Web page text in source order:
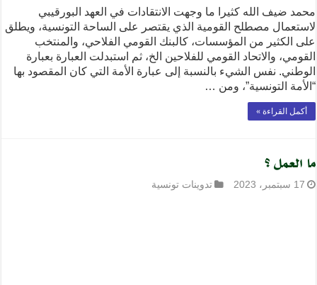
محمد ضيف الله كثيرا ما وجهت الانتقادات في العهد البورقيبي
لاستعمال مصطلح القومية الذي يقتصر على الساحة التونسية، ويطلق
على الكثير من المؤسسات، كالبنك القومي الفلاحي، والمنتخب
القومي، والاتحاد القومي للفلاحين الخ، ثم استبدلت العبارة بعبارة
الوطني. نفس الشيء بالنسبة إلى عبارة الأمة التي كان المقصود بها
“الأمة التونسية”، ومن …
أكمل القراءة »
ما العمل ؟
17 سبتمبر، 2023 تدوينات تونسية